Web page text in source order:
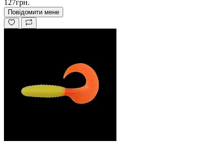
127грн.
Повідомити мене